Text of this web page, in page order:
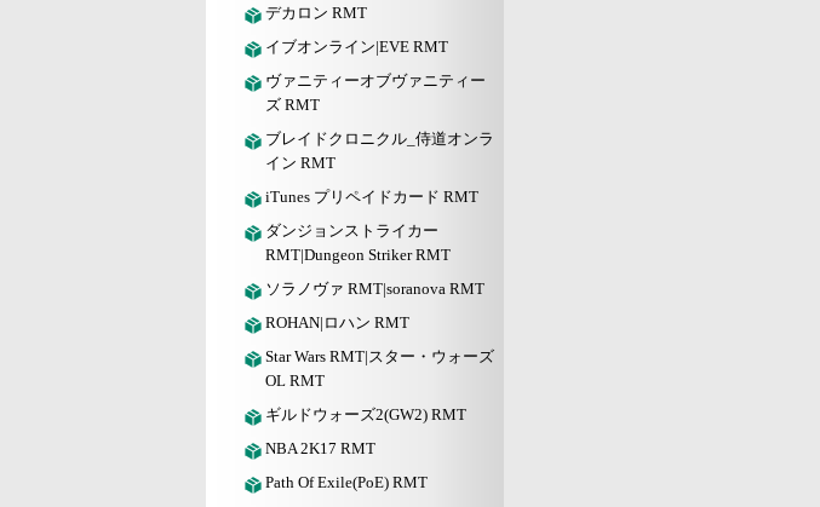
デカロン RMT
イブオンライン|EVE RMT
ヴァニティーオブヴァニティー
ズ RMT
ブレイドクロニクル_侍道オンラ
イン RMT
iTunes プリペイドカード RMT
ダンジョンストライカー
RMT|Dungeon Striker RMT
ソラノヴァ RMT|soranova RMT
ROHAN|ロハン RMT
Star Wars RMT|スター・ウォーズ
OL RMT
ギルドウォーズ2(GW2) RMT
NBA 2K17 RMT
Path Of Exile(PoE) RMT